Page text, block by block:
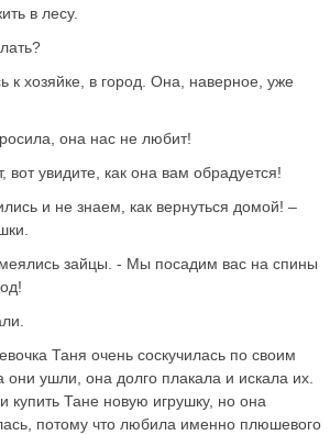
в лесу.
к хозяйке, в город. Она, наверное, уже
она нас не любит!
вот увидите, как она вам обрадуется!
и не знаем, как вернуться домой! –
зайцы. - Мы посадим вас на спины
Таня очень соскучилась по своим
они ушли, она долго плакала и искала их.
купить Тане новую игрушку, но она
потому что любила именно плюшевого